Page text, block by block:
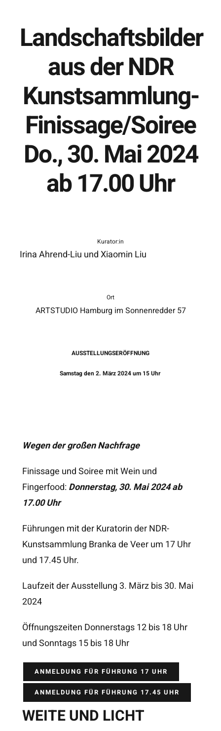
Landschaftsbilder
aus der NDR
Kunstsammlung-
Finissage/Soiree
Do., 30. Mai 2024
ab 17.00 Uhr
Kurator:in
Irina Ahrend-Liu und Xiaomin Liu
Ort
ARTSTUDIO Hamburg im Sonnenredder 57
AUSSTELLUNGSERÖFFNUNG
Samstag den 2. März 2024 um 15 Uhr
Wegen der großen Nachfrage
Finissage und Soiree mit Wein und
Fingerfood:Donnerstag, 30. Mai 2024 ab
17.00 Uhr
Führungen mit der Kuratorin der NDR-
Kunstsammlung Branka de Veer um 17 Uhr
und 17.45 Uhr.
Laufzeit der Ausstellung 3. März bis 30. Mai
2024
Öffnungszeiten Donnerstags 12 bis 18 Uhr
und Sonntags 15 bis 18 Uhr
ANMELDUNG FÜR FÜHRUNG 17 UHR
ANMELDUNG FÜR FÜHRUNG 17.45 UHR
WEITE UND LICHT